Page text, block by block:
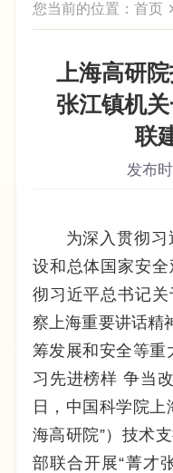
您当前的位置： 首页
上海高研
张江镇机
联
发布
为深入贯彻
设和总体国家安
彻习近平总书记
察上海重要讲话精
筹发展和安全等重
习先进榜样 争当
日，中国科学院上
海高研院”）技术
部联合开展“菁才